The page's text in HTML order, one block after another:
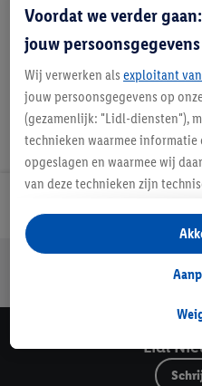
Handleidingen en
Veilig
Lidl
Voordat we verder
jouw persoonsgegevens
Wij verwerken als exploitant
jouw persoonsgegevens op
(gezamenlijk: "Lidl-diensten"),
technieken waarmee
opgeslagen en waarmee wij
van deze technieken zijn
opslaan van
analyseren van statistieken of
gepersonaliseerde reclame
gegevens over jouw
Als je hier toestemming geeft
van reclame en als je